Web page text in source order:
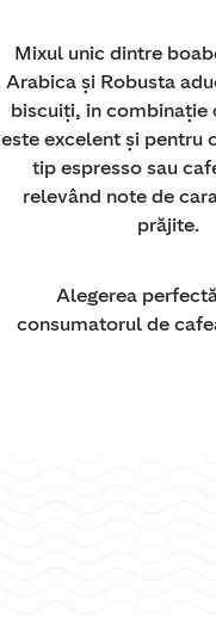
Mixul unic dintre
Arabica și Robusta
biscuiți, in combinație
este excelent și pentru
tip espresso sau
relevând note de
prăjite.
Alegerea
consumatorul de